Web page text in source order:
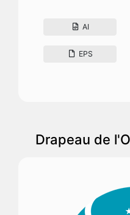
AI
EPS
Drapeau de